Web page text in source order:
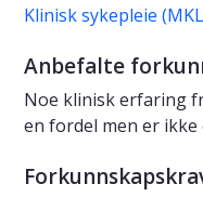
Klinisk sykepleie
Anbefalte
Noe klinisk erfaring
en fordel men er ikke